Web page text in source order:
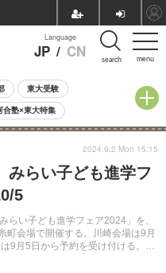
menu
Language
JP / CN search
東大受験
合塾×東大特集
験 小学校受験
人気記事
中学生向け）
みらい子ども進学フ
5
い子ども進学フェア2024」を、
会場で開催する。川崎会場は9月
9月5日から予約を受け付ける。参
2024.9.2 Mon 15:15